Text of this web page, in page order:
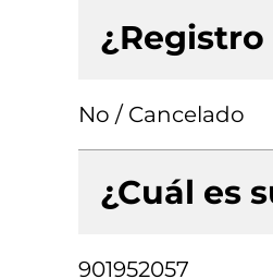
¿Registro
No / Cancelado
¿Cuál es
901952057